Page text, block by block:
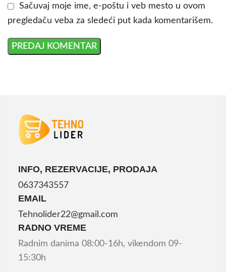
Sačuvaj moje ime, e-poštu i veb mesto u ovom
pregledaču veba za sledeći put kada komentarišem.
INFO, REZERVACIJE, PRODAJA
0637343557
EMAIL
Tehnolider22@gmail.com
RADNO VREME
Radnim danima 08:00-16h, vikendom 09-
15:30h